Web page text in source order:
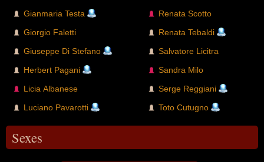
Gianmaria Testa
Giorgio Faletti
Giuseppe Di Stefano
Herbert Pagani
Licia Albanese
Luciano Pavarotti
Renata Scotto
Renata Tebaldi
Salvatore Licitra
Sandra Milo
Serge Reggiani
Toto Cutugno
Sexes